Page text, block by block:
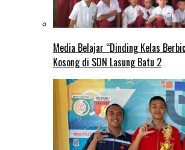
Media Belajar “Dinding Kelas
Kosong di SDN Lasung Batu 2